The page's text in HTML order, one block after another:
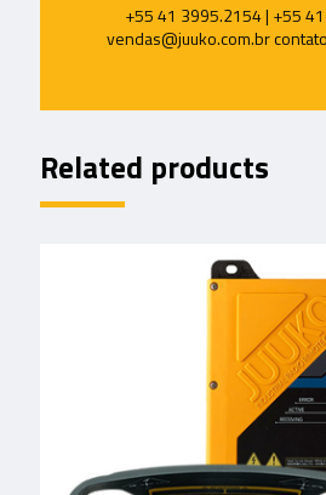
+55 41 3995.2154 | +55
vendas@juuko.com.br
Related products